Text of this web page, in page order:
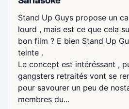
Stand Up Guys propose un
lourd , mais est ce que cela
bon film ? E bien Stand Up
teinte .
Le concept est intéréssant ,
gangsters retraités vont se
pour savourer un peu de
membres du...